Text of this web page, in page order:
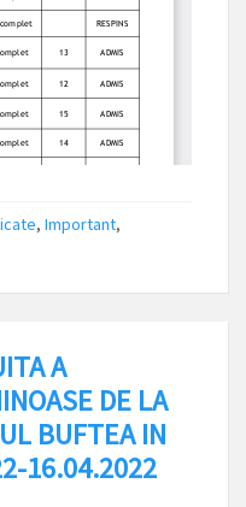
, Important,
A
DE LA
BUFTEA IN
16.04.2022